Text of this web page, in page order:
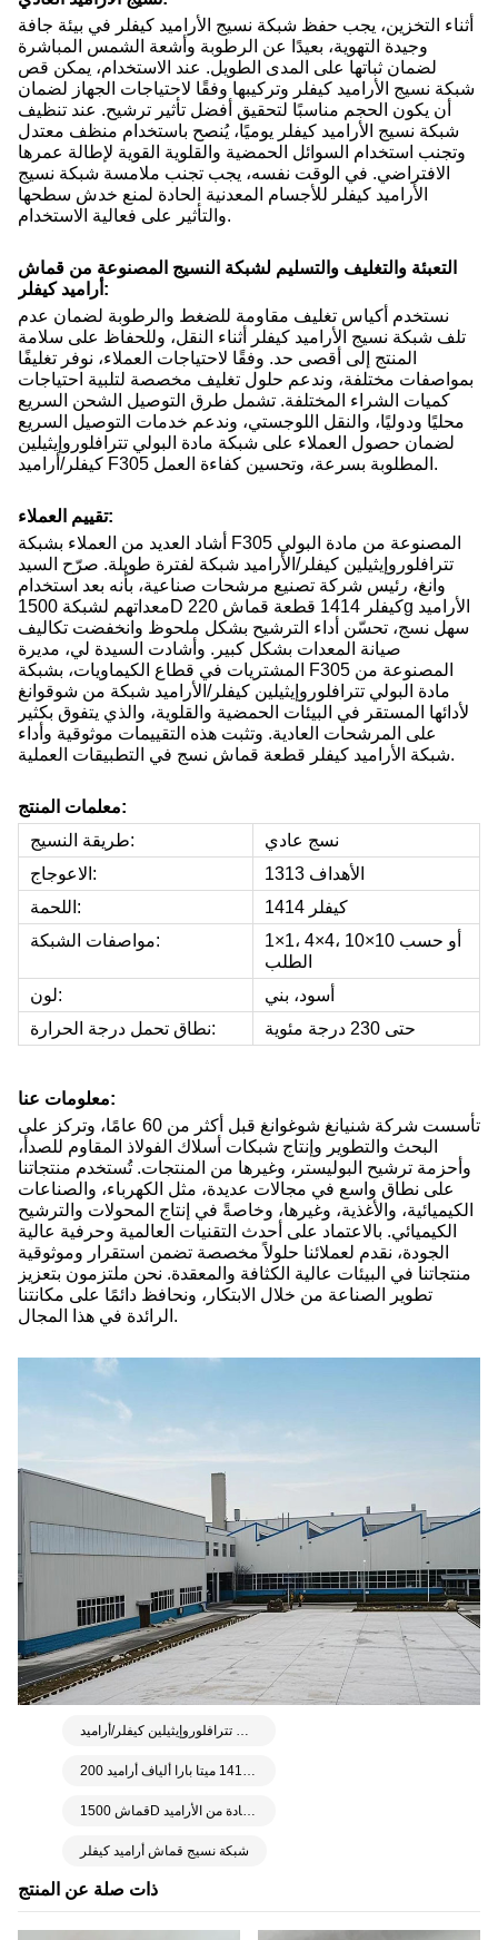
ذات صلة عن المنتج
أثناء التخزين، يجب حفظ شبكة نسيج الأراميد كيفلر في بيئة جافة
وجيدة التهوية، بعيدًا عن الرطوبة وأشعة الشمس المباشرة
لضمان ثباتها على المدى الطويل. عند الاستخدام، يمكن قص
شبكة نسيج الأراميد كيفلر وتركيبها وفقًا لاحتياجات الجهاز لضمان
أن يكون الحجم مناسبًا لتحقيق أفضل تأثير ترشيح. عند تنظيف
شبكة نسيج الأراميد كيفلر يوميًا، يُنصح باستخدام منظف معتدل
وتجنب استخدام السوائل الحمضية والقلوية القوية لإطالة عمرها
الافتراضي. في الوقت نفسه، يجب تجنب ملامسة شبكة نسيج
الأراميد كيفلر للأجسام المعدنية الحادة لمنع خدش سطحها
والتأثير على فعالية الاستخدام.
التعبئة والتغليف والتسليم لشبكة النسيج المصنوعة من قماش
أراميد كيفلر:
نستخدم أكياس تغليف مقاومة للضغط والرطوبة لضمان عدم
تلف شبكة نسيج الأراميد كيفلر أثناء النقل، وللحفاظ على سلامة
المنتج إلى أقصى حد. وفقًا لاحتياجات العملاء، نوفر تغليفًا
بمواصفات مختلفة، وندعم حلول تغليف مخصصة لتلبية احتياجات
كميات الشراء المختلفة. تشمل طرق التوصيل الشحن السريع
محليًا ودوليًا، والنقل اللوجستي، وندعم خدمات التوصيل السريع
لضمان حصول العملاء على شبكة مادة البولي تترافلوروإيثيلين
كيفلر/أراميد F305 المطلوبة بسرعة، وتحسين كفاءة العمل.
تقييم العملاء:
أشاد العديد من العملاء بشبكة F305 المصنوعة من مادة البولي
تترافلوروإيثيلين كيفلر/الأراميد شبكة لفترة طويلة. صرّح السيد
وانغ، رئيس شركة تصنيع مرشحات صناعية، بأنه بعد استخدام
معداتهم لشبكة 1500D كيفلر 1414 قطعة قماش 220g الأراميد
سهل نسج، تحسّن أداء الترشيح بشكل ملحوظ وانخفضت تكاليف
صيانة المعدات بشكل كبير. وأشادت السيدة لي، مديرة
المشتريات في قطاع الكيماويات، بشبكة F305 المصنوعة من
مادة البولي تترافلوروإيثيلين كيفلر/الأراميد شبكة من شوقوانغ
لأدائها المستقر في البيئات الحمضية والقلوية، والذي يتفوق بكثير
على المرشحات العادية. وتثبت هذه التقييمات موثوقية وأداء
شبكة الأراميد كيفلر قطعة قماش نسج في التطبيقات العملية.
معلمات المنتج:
طريقة النسيج:
نسج عادي
الاعوجاج:
الأهداف 1313
اللحمة:
كيفلر 1414
مواصفات الشبكة:
1×1، 4×4، 10×10 أو حسب
الطلب
لون:
أسود، بني
نطاق تحمل درجة الحرارة:
حتى 230 درجة مئوية
معلومات عنا:
تأسست شركة شنيانغ شوغوانغ قبل أكثر من 60 عامًا، وتركز على
البحث والتطوير وإنتاج شبكات أسلاك الفولاذ المقاوم للصدأ،
وأحزمة ترشيح البوليستر، وغيرها من المنتجات. تُستخدم منتجاتنا
على نطاق واسع في مجالات عديدة، مثل الكهرباء، والصناعات
الكيميائية، والأغذية، وغيرها، وخاصةً في إنتاج المحولات والترشيح
الكيميائي. بالاعتماد على أحدث التقنيات العالمية وحرفية عالية
الجودة، نقدم لعملائنا حلولاً مخصصة تضمن استقرار وموثوقية
منتجاتنا في البيئات عالية الكثافة والمعقدة. نحن ملتزمون بتعزيز
تطوير الصناعة من خلال الابتكار، ونحافظ دائمًا على مكانتنا
الرائدة في هذا المجال.
شبكة مادة البولي تترافلوروإيثيلين كيفلر/أراميد F305
200 جي إس إم 1313 1414 ميتا بارا ألياف أراميد
قماش 1500D كيفلر 1414 بوزن 220 جرامًا، منسوج بشكل سادة من الأراميد
شبكة نسيج قماش أراميد كيفلر